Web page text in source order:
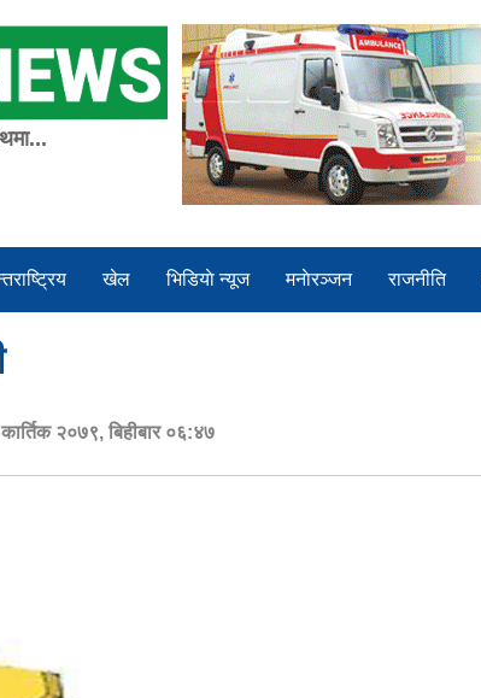
खेल भिडियाे न्यूज मनाेरञ्जन राजनीति
२०७९, बिहीबार ०६:४७